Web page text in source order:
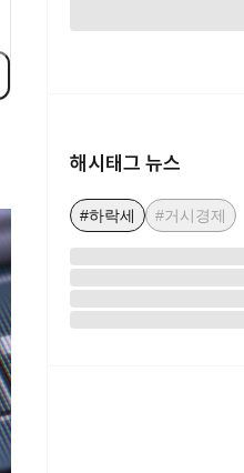
해시태그 뉴스
#하락세 #거시경제